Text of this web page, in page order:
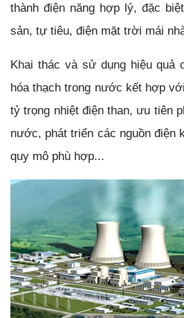
thành điện năng hợp lý, đặc
sản, tự tiêu, điện mặt trời mái
Khai thác và sử dụng hiệu quả
hóa thạch trong nước kết hợp
tỷ trọng nhiệt điện than, ưu tiên
nước, phát triển các nguồn điện
quy mô phù hợp...